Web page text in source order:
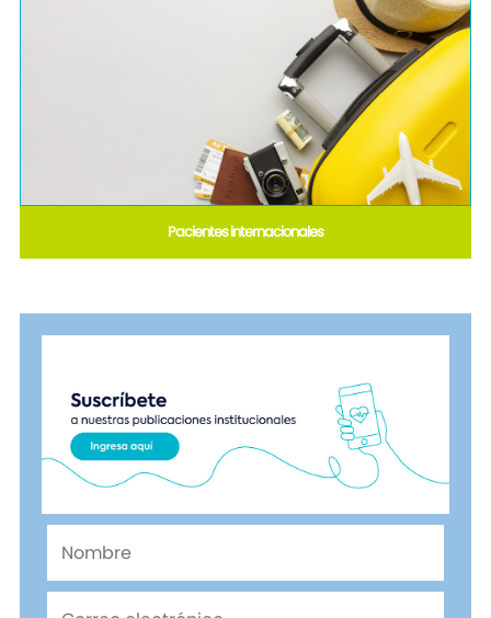
Pacientes internacionales